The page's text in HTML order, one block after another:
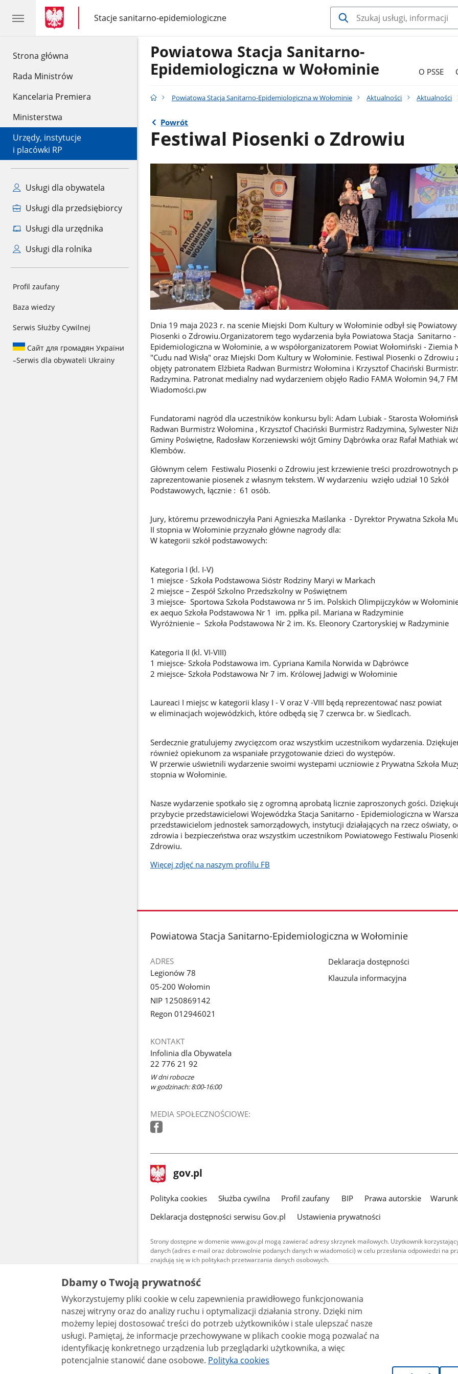
Strona główna
Rada Ministrów
Kancelaria Premiera
Ministerstwa
Urzędy, instytucje
i placówki RP
Usługi dla obywatela
Usługi dla przedsiębiorcy
Usługi dla urzędnika
Usługi dla rolnika
Profil zaufany
Baza wiedzy
Serwis Służby Cywilnej
Сайт для громадян України
–Serwis dla obywateli Ukrainy
gov.pl
gov.pl
Stacje sanitarno-epidemiologiczne
gov.pl
Stacje
sanitarno-
epidemiologiczne
Powiatowa Stacja Sanitarno-
Epidemiologiczna w Wołominie
O PSSE
Powiatowa Stacja Sanitarno-Epidemiologiczna w Wołominie Aktualności Aktualności
Powrót
Festiwal Piosenki o Zdrowiu
Dnia 19 maja 2023 r. na scenie Miejski Dom Kultury w Wołominie odbył się
Piosenki o Zdrowiu.Organizatorem tego wydarzenia była Powiatowa Stacja Sanitarno -
Epidemiologiczna w Wołominie, a w współorganizatorem Powiat Wołomiński - Ziemia
"Cudu nad Wisłą" oraz Miejski Dom Kultury w Wołominie. Festiwal Piosenki o Zdrowiu
objęty patronatem Elżbieta Radwan Burmistrz Wołomina i Krzysztof Chaciński
Radzymina. Patronat medialny nad wydarzeniem objęło Radio FAMA Wołomin 94,7
Wiadomości.pw
Fundatorami nagród dla uczestników konkursu byli: Adam Lubiak - Starosta
Radwan Burmistrz Wołomina , Krzysztof Chaciński Burmistrz Radzymina, Sylwester
Gminy Poświętne, Radosław Korzeniewski wójt Gminy Dąbrówka oraz Rafał Mathiak
Klembów.
Głównym celem Festiwalu Piosenki o Zdrowiu jest krzewienie treści prozdrowotnych
zaprezentowanie piosenek z własnym tekstem. W wydarzeniu wzięło udział 10 Szkół
Podstawowych, łącznie : 61 osób.
Jury, któremu przewodniczyła Pani Agnieszka Maślanka - Dyrektor Prywatna Szkoła
II stopnia w Wołominie przyznało główne nagrody dla:
W kategorii szkół podstawowych:
Kategoria I (kl. I-V)
1 miejsce - Szkoła Podstawowa Sióstr Rodziny Maryi w Markach
2 miejsce – Zespół Szkolno Przedszkolny w Poświętnem
3 miejsce- Sportowa Szkoła Podstawowa nr 5 im. Polskich Olimpijczyków w
ex aequo Szkoła Podstawowa Nr 1 im. ppłka pil. Mariana w Radzyminie
Wyróżnienie – Szkoła Podstawowa Nr 2 im. Ks. Eleonory Czartoryskiej w Radzyminie
Kategoria II (kl. VI-VIII)
1 miejsce- Szkoła Podstawowa im. Cypriana Kamila Norwida w Dąbrówce
2 miejsce- Szkoła Podstawowa Nr 7 im. Królowej Jadwigi w Wołominie
Laureaci I miejsc w kategorii klasy I - V oraz V -VIII będą reprezentować nasz powiat
w eliminacjach wojewódzkich, które odbędą się 7 czerwca br. w Siedlcach.
Serdecznie gratulujemy zwycięzcom oraz wszystkim uczestnikom wydarzenia.
również opiekunom za wspaniałe przygotowanie dzieci do występów.
W przerwie uświetnili wydarzenie swoimi wystepami uczniowie z Prywatna Szkoła
stopnia w Wołominie.
Nasze wydarzenie spotkało się z ogromną aprobatą licznie zaproszonych gości.
przybycie przedstawicielowi Wojewódzka Stacja Sanitarno - Epidemiologiczna w
przedstawicielom jednostek samorządowych, instytucji działających na rzecz oświaty,
zdrowia i bezpieczeństwa oraz wszystkim uczestnikom Powiatowego Festiwalu
Zdrowiu.
Więcej zdjęć na naszym profilu FB
stopka
Powiatowa Stacja Sanitarno-Epidemiologiczna w Wołominie
ADRES
Legionów 78
05-200 Wołomin
NIP 1250869142
Regon 012946021
KONTAKT
Infolinia dla Obywatela
22 776 21 92
W dni robocze
w godzinach: 8:00-16:00
MEDIA SPOŁECZNOŚCIOWE:
Deklaracja dostępności
Klauzula informacyjna
stopka
gov.pl Strona
gov.pl
gov.pl
Polityka cookies Służba cywilna Profil zaufany BIP Prawa autorskie
Deklaracja dostępności serwisu Gov.pl
Ustawienia prywatności
Strony dostępne w domenie www.gov.pl mogą zawierać adresy skrzynek mailowych. Użytkownik
danych (adres e-mail oraz dobrowolnie podanych danych w wiadomości) w celu przesłania odpowiedzi na
znajdują się w ich politykach przetwarzania danych osobowych.
Treści tekstowe publikowane w serwisie (z wyłączeniem treści audiowizualnych), są
udostępniane na licencji typu Creative Commons: uznanie autorstwa - na tych samych
warunkach 4.0 (CC BY-SA 4.0). Materiały audiowizualne, w tym zdjęcia, materiały audio i wideo,
są udostępniane na licencji typu Creative Commons: uznanie autorstwa użycie niekomercyjne -
bez utworów zależnych 4.0 (CC BY-NC-ND 4.0), o ile nie jest to stwierdzone inaczej.
Dbamy o Twoją prywatność
Wykorzystujemy pliki cookie w celu zapewnienia prawidłowego funkcjonowania
naszej witryny oraz do analizy ruchu i optymalizacji działania strony. Dzięki nim
możemy lepiej dostosować treści do potrzeb użytkowników i stale ulepszać nasze
usługi. Pamiętaj, że informacje przechowywane w plikach cookie mogą pozwalać na
identyfikację konkretnego urządzenia lub przeglądarki użytkownika, a więc
potencjalnie stanowić dane osobowe. Polityka cookies